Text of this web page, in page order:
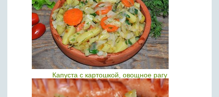
Капуста с картошкой, овощное рагу